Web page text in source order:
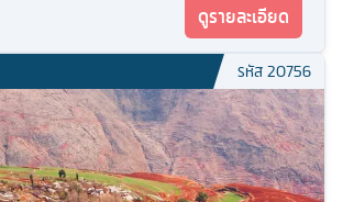
ดูรายละเอียด
รหัส20756